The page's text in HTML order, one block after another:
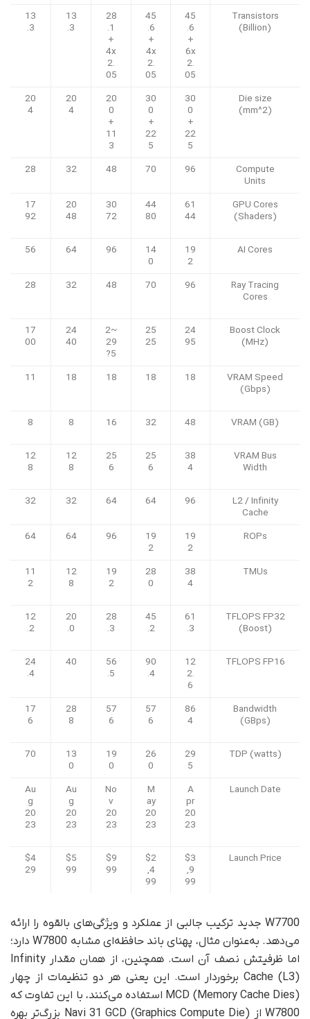
Transistors
(Billion)
45
.6
+
6x
2.
05
45
.6
+
4x
2.
05
28
.1
+
4x
2.
05
13
.3
13
.3
Die size
(mm^2)
30
0
+
22
5
30
0
+
22
5
20
0
+
11
3
20
4
20
4
Compute
Units
96
70
48
32
28
GPU Cores
(Shaders)
61
44
44
80
30
72
20
48
17
92
AI Cores
19
2
14
0
96
64
56
Ray Tracing
Cores
96
70
48
32
28
Boost Clock
(MHz)
24
95
25
25
~2
29
5?
24
40
17
00
VRAM Speed
(Gbps)
18
18
18
18
11
VRAM (GB)
48
32
16
8
8
VRAM Bus
Width
38
4
25
6
25
6
12
8
12
8
L2 / Infinity
Cache
96
64
64
32
32
ROPs
19
2
19
2
96
64
64
TMUs
38
4
28
0
19
2
12
8
11
2
TFLOPS FP32
(Boost)
61
.3
45
.2
28
.3
20
.0
12
.2
TFLOPS FP16
12
2.
6
90
.4
56
.5
40
24
.4
Bandwidth
(GBps)
86
4
57
6
57
6
28
8
17
6
TDP (watts)
29
5
26
0
19
0
13
0
70
Launch Date
A
pr
20
23
M
ay
20
23
No
v
20
23
Au
g
20
23
Au
g
20
23
Launch Price
$3
,9
99
$2
,4
99
$9
99
$5
99
$4
29
W7700 جدید ترکیب جالبی از عملکرد و ویژگی‌های بالقوه را ارائه
می‌دهد. به‌عنوان مثال، پهنای باند حافظه‌ای مشابه W7800 دارد؛
اما ظرفیتش نصف آن است. همچنین، از همان مقدار Infinity
Cache (L3) برخوردار است. این یعنی هر دو تنظیمات از چهار
MCD (Memory Cache Dies) استفاده می‌کنند، با این تفاوت که
W7800 از Navi 31 GCD (Graphics Compute Die) بزرگ‌تر بهره